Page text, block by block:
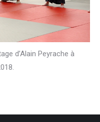
d’Alain Peyrache à